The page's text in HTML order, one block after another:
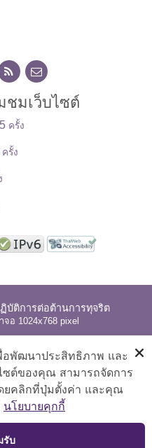
ชมเว็บไซต์
ครั้ง
ครั้ง
บัติการต่อต้านการทุจริต
อ 1024x768 pixel
บบ่อย นโยบายเว็บไซต์
|
ความรับผิด
TOP
อพัฒนาประสิทธิภาพ และ
ซต์ของคุณ สามารถจัดการ
ยคลิกที่ปุ่มตั้งค่า และคุณ
นโยบายคุกกี้
รับ